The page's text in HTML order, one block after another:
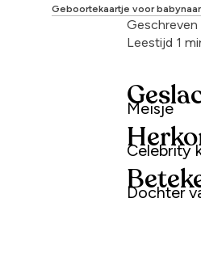
Geboortekaartje voor
Geschreven
Leestijd 1
Meisje
Celebrity
Dochter